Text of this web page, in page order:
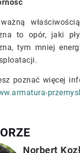
to opór, jaki
tym mniej
poznać więcej
Norbert